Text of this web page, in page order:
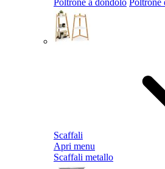
Poltrone a dondolo Poltrone
Scaffali
Apri menu
Scaffali metallo